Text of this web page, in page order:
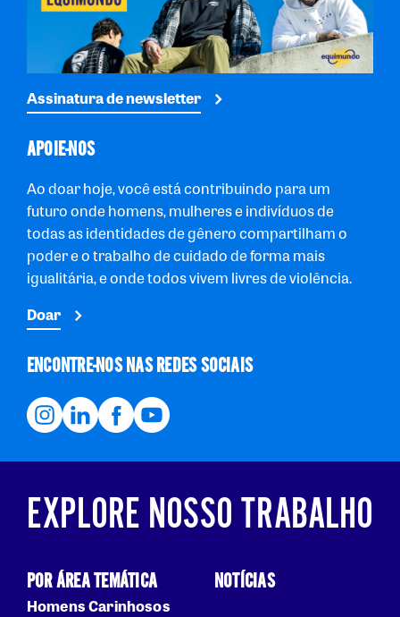
Assinatura de newsletter
APOIE-NOS
Ao doar hoje, você está contribuindo para um
futuro onde homens, mulheres e indivíduos de
todas as identidades de gênero compartilham o
poder e o trabalho de cuidado de forma mais
igualitária, e onde todos vivem livres de violência.
Doar
ENCONTRE-NOS NAS REDES SOCIAIS
EXPLORE NOSSO TRABALHO
POR ÁREA TEMÁTICA
Homens Carinhosos
NOTÍCIAS